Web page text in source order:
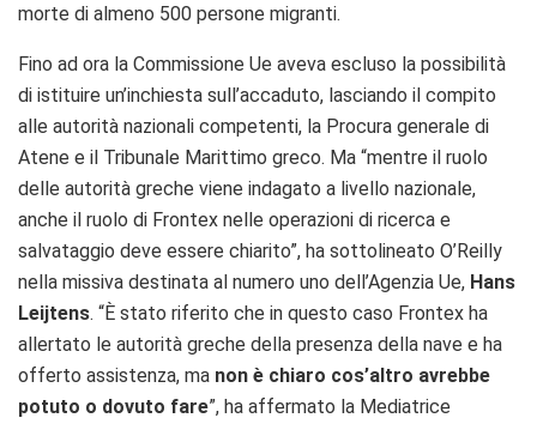
morte di almeno 500 persone migranti.
Fino ad ora la Commissione Ue aveva escluso la possibilità
di istituire un’inchiesta sull’accaduto, lasciando il compito
alle autorità nazionali competenti, la Procura generale di
Atene e il Tribunale Marittimo greco. Ma “mentre il ruolo
delle autorità greche viene indagato a livello nazionale,
anche il ruolo di Frontex nelle operazioni di ricerca e
salvataggio deve essere chiarito”, ha sottolineato O’Reilly
nella missiva destinata al numero uno dell’Agenzia Ue, Hans
Leijtens. “È stato riferito che in questo caso Frontex ha
allertato le autorità greche della presenza della nave e ha
offerto assistenza, ma non è chiaro cos’altro avrebbe
potuto o dovuto fare”, ha affermato la Mediatrice